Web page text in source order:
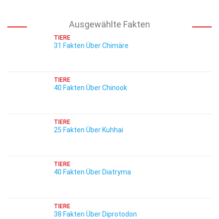
Ausgewählte Fakten
TIERE
31 Fakten Über Chimäre
TIERE
40 Fakten Über Chinook
TIERE
25 Fakten Über Kuhhai
TIERE
40 Fakten Über Diatryma
TIERE
38 Fakten Über Diprotodon